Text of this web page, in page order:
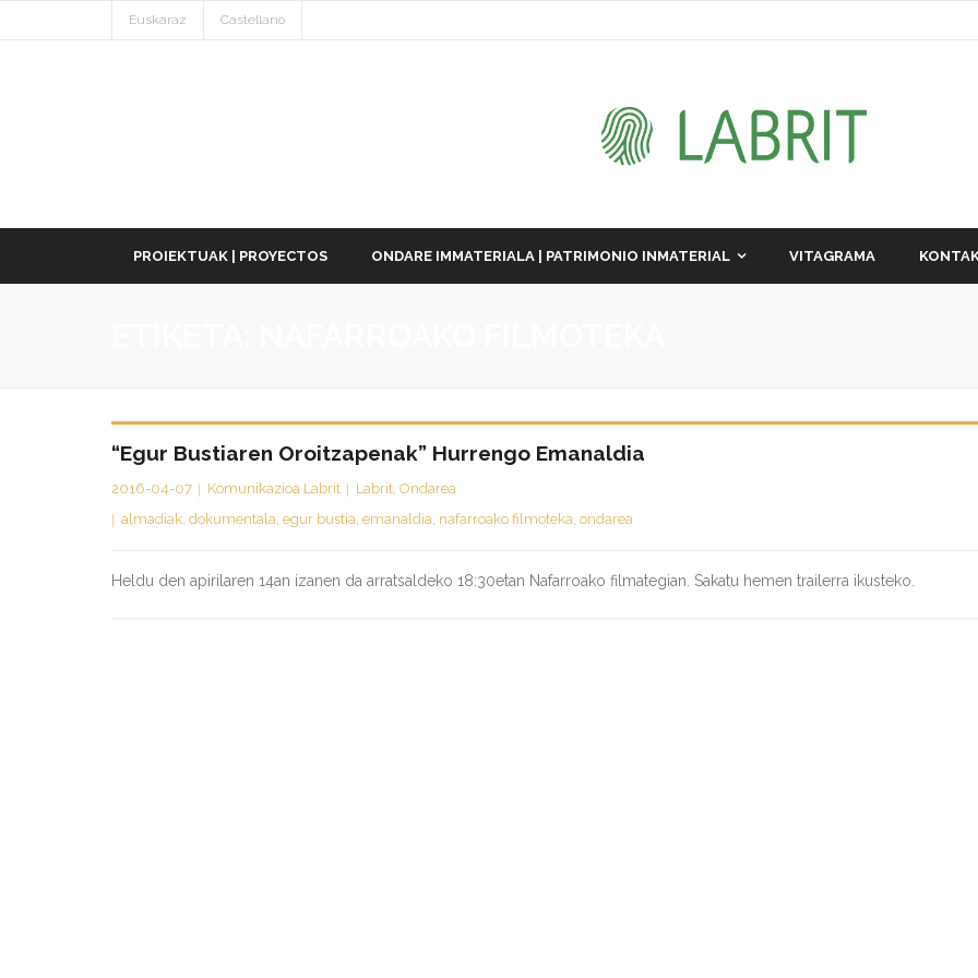
Euskaraz Castellano
PROIEKTUAK | PROYECTOS ONDARE IMMATERIALA | PATRIMONIO INMATERIAL VITAGRAMA
“Egur Bustiaren Oroitzapenak” Hurrengo Emanaldia
2016-04-07 Komunikazioa Labrit Labrit, Ondarea
almadiak, dokumentala, egur bustia, emanaldia, nafarroako filmoteka, ondarea
Heldu den apirilaren 14an izanen da arratsaldeko 18:30etan Nafarroako filmategian. Sakatu hemen trailerra ikusteko.